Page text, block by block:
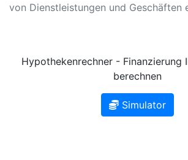
von Dienstleistungen und Geschäften
Hypothekenrechner - Finanzierung
berechnen
Simulator